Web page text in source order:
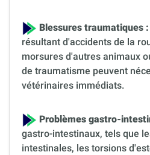
Blessures traumatiques :
résultant d'accidents de la
morsures d'autres animaux
de traumatisme peuvent
vétérinaires immédiats.
Problèmes gastro-
gastro-intestinaux, tels que
intestinales, les torsions